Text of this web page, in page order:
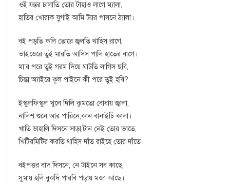
ওই যন্তর চালাতি তোর টাহাও লাগে ম্যালা,
হাতির খোরাক যুগাই আমি ট্যার পাসনে ঠ্যালা।
বই পড়তি কলি তোরে জ্বলতি থাহিস রাগে,
ভাইডেরে তুই মারতি আসিস পালি হাতের বাগে।
মা’র পরে তুই গরম দিয়ে ঘাটতি লাগিস ছবি,
চিন্তা অ্যাইরে কূল পাইনে কী পরে তুই হবি?
ইস্কুলফিস্কুল খুলে দিলি কুমতো বোধায় জ্বালা,
নালিশ শুনে আর পারিনে,কান বানাইচি কালা।
খাতি ডাহালি দিসনে সাড়া,টান নেই তোর ভাতে,
খিটিরমিটির করতি থাহিস দাঁত রাইহে তোর দাঁতে।
বইপত্তর বাদ দিসনে, নে টাইনে সব কাছে,
সুমায় হলি বুঝদি পারবি পড়ায় মজা আছে।